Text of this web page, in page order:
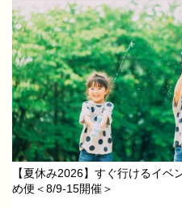
【夏休み2026】すぐ行けるイベ
め便＜8/9-15開催＞